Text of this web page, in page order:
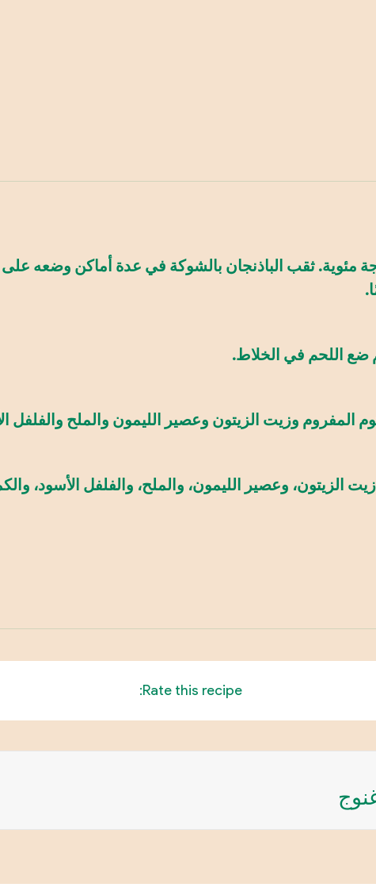
ضع اللحم في الخلاط.
المفروم وزيت الزيتون وعصير الليمون والملح والفلفل
الزيتون، وعصير الليمون، والملح، والفلفل الأسود،
Rate this recipe: